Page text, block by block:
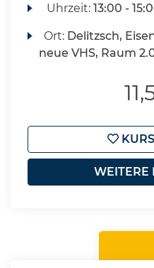
Uhrzeit:13:00 -
Ort: Delitzsch,
neue VHS, Raum
WEITERE